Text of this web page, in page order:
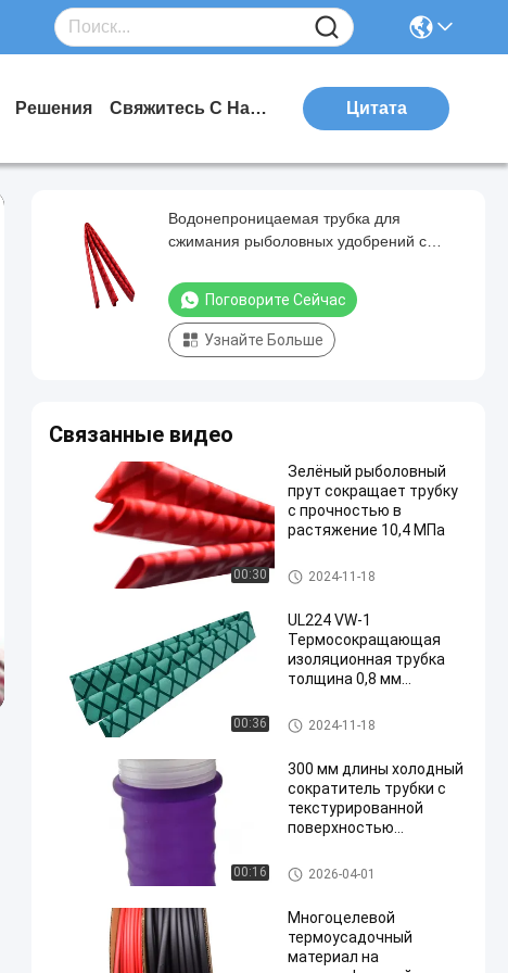
Решения Свяжитесь С Нами Цитата
Водонепроницаемая трубка для
сжимания рыболовных удобрений с
≥400%
Поговорите Сейчас
Узнайте Больше
Связанные видео
00:30
Зелёный рыболовный
прут сокращает трубку
с прочностью в
растяжение 10,4 МПа
Трубка сокращения рыболов
ной удочки
2024-11-18
00:36
UL224 VW-1
Термосокращающая
изоляционная трубка
толщина 0,8 мм
восстановления 120 °C
Трубка изоляции сокращени
я жары
2024-11-18
00:16
300 мм длины холодный
сократитель трубки с
текстурированной
поверхностью
сопротивление
Различные в
Холодная трубка сокращени
я
2026-04-01
Многоцелевой
термоусадочный
материал на